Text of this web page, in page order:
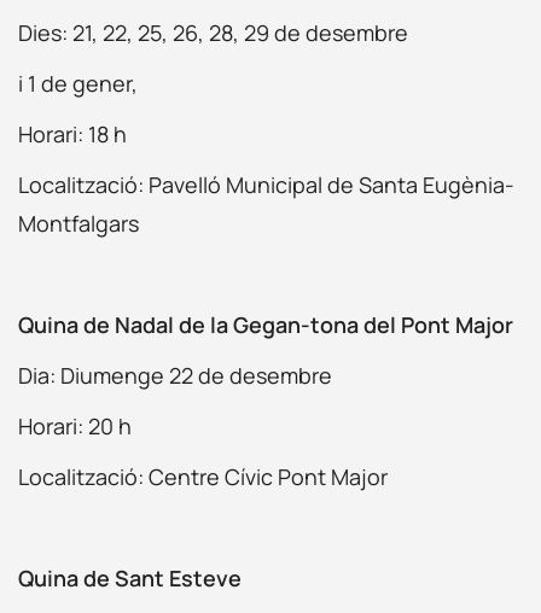
Dies: 21, 22, 25, 26, 28, 29 de desembre
i 1 de gener,
Horari: 18 h
Localització: Pavelló Municipal de Santa Eugènia-
Montfalgars
Quina de Nadal de la Gegan-tona del Pont Major
Dia: Diumenge 22 de desembre
Horari: 20 h
Localització: Centre Cívic Pont Major
Quina de Sant Esteve